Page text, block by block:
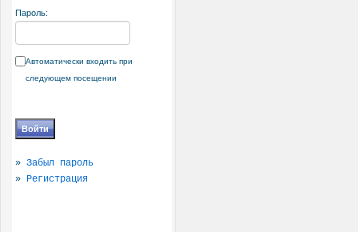
Пароль:
Автоматически входить при
следующем посещении
» Забыл пароль
» Регистрация